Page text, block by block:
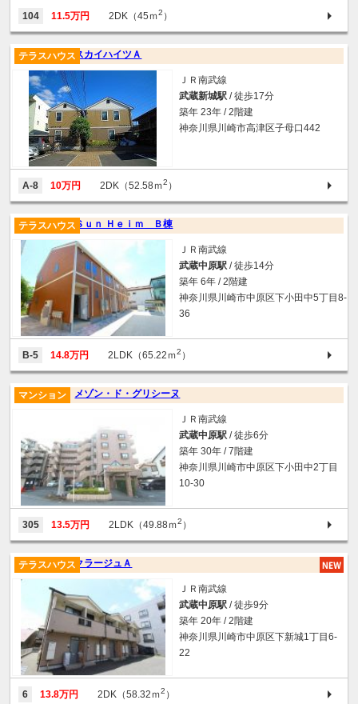
104 11.5万円 2DK（45ｍ2 ）
スカイハイツＡ
テラスハウス
ＪＲ南武線
武蔵新城駅 / 徒歩17分
築年 23年 / 2階建
神奈川県川崎市高津区子母口442
A-8 10万円 2DK（52.58ｍ2 ）
Ｓｕｎ Ｈｅｉｍ Ｂ棟
テラスハウス
ＪＲ南武線
武蔵中原駅 / 徒歩14分
築年 6年 / 2階建
神奈川県川崎市中原区下小田中5丁目8-
36
B-5 14.8万円 2LDK（65.22ｍ2 ）
メゾン・ド・グリシーヌ
マンション
ＪＲ南武線
武蔵中原駅 / 徒歩6分
築年 30年 / 7階建
神奈川県川崎市中原区下小田中2丁目
10-30
305 13.5万円 2LDK（49.88ｍ2 ）
クラージュＡ
テラスハウス
ＪＲ南武線
武蔵中原駅 / 徒歩9分
築年 20年 / 2階建
神奈川県川崎市中原区下新城1丁目6-
22
6 13.8万円 2DK（58.32ｍ2 ）